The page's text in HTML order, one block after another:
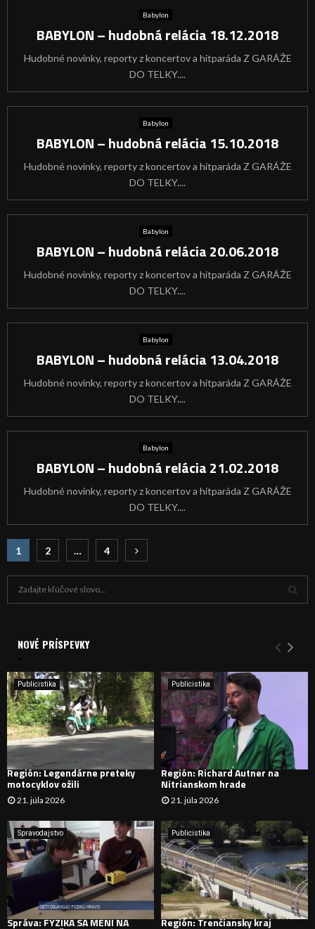
Babylon
BABYLON – hudobná relácia 18.12.2018
Hudobné novinky, reporty z koncertov a hitparáda Z GARÁŽE
DO TELKY....
Babylon
BABYLON – hudobná relácia 15.10.2018
Hudobné novinky, reporty z koncertov a hitparáda Z GARÁŽE
DO TELKY....
Babylon
BABYLON – hudobná relácia 20.06.2018
Hudobné novinky, reporty z koncertov a hitparáda Z GARÁŽE
DO TELKY....
Babylon
BABYLON – hudobná relácia 13.04.2018
Hudobné novinky, reporty z koncertov a hitparáda Z GARÁŽE
DO TELKY....
Babylon
BABYLON – hudobná relácia 21.02.2018
Hudobné novinky, reporty z koncertov a hitparáda Z GARÁŽE
DO TELKY....
Navigácia
v
článkoch
1 2 … 4
i
e
:
Y
H
D
A
N
I
NOVÉ PRÍSPEVKY
Publicistika
Región: Legendárne preteky
motocyklov ožili
21. júla 2026
Publicistika
Región: Richard Autner na
Nitrianskom hrade
21. júla 2026
Spravodajstvo
Správa: FYZIKA SA MENÍ NA
Publicistika
Región: Trenčiansky kraj